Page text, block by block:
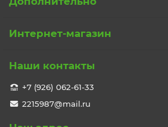
Интернет-магазин
Наши контакты
+7 (926) 062-61-33
2215987@mail.ru